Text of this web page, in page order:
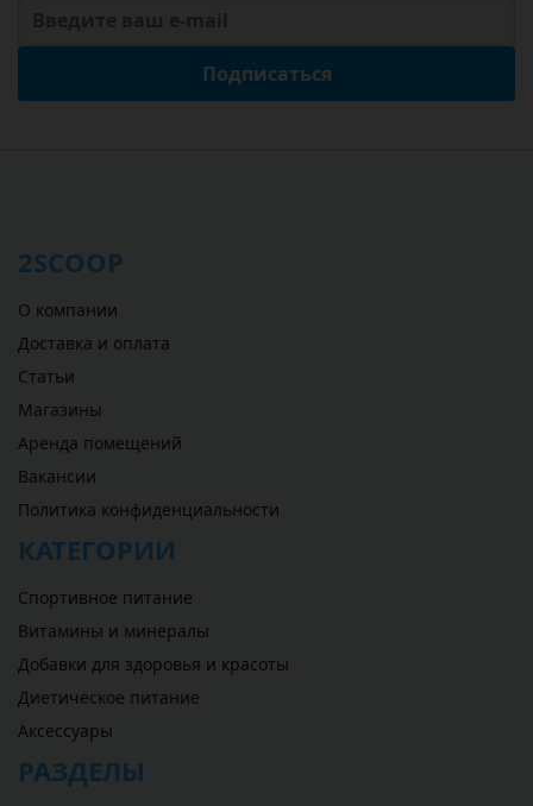
Подписаться
2SCOOP
О компании
Доставка и оплата
Статьи
Магазины
Аренда помещений
Вакансии
Политика конфиденциальности
КАТЕГОРИИ
Спортивное питание
Витамины и минералы
Добавки для здоровья и красоты
Диетическое питание
Аксессуары
РАЗДЕЛЫ